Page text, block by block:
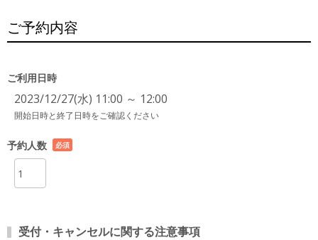
ご予約内容
ご利用日時
2023/12/27(水) 11:00 ～ 12:00
開始日時と終了日時をご確認ください
予約人数
必須
受付・キャンセルに関する注意事項